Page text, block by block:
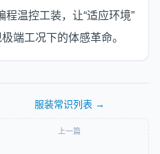
温控工装，让“适应环境”
端工况下的体感革命。
服装常识列表 →
上一篇